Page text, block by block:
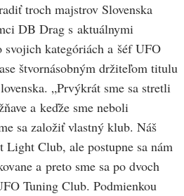
troch majstrov Slovenska
DB Drag s aktuálnymi
svojich kategóriách a šéf UFO
štvornásobným držiteľom titulu
„Prvýkrát sme sa stretli
a keďže sme neboli
sa založiť vlastný klub. Náš
Club, ale postupne sa nám
a preto sme sa po dvoch
Tuning Club. Podmienkou